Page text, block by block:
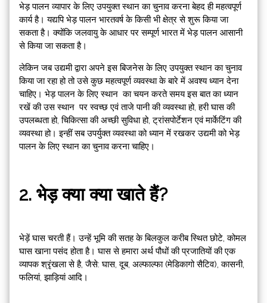
भेड़ पालन व्यापार के लिए उपयुक्त स्थान का चुनाव करना बेहद ही महत्वपूर्ण
कार्य है। यद्यपि भेड़ पालन भारतवर्ष के किसी भी क्षेत्र से शुरू किया जा
सकता है। क्योंकि जलवायु के आधार पर सम्पूर्ण भारत में भेड़ पालन आसानी
से किया जा सकता है।
लेकिन जब उद्यमी द्वारा अपने इस बिजनेस के लिए उपयुक्त स्थान का चुनाव
किया जा रहा हो तो उसे कुछ महत्वपूर्ण व्यवस्था के बारे में अवश्य ध्यान देना
चाहिए। भेड़ पालन के लिए स्थान का चयन करते समय इस बात का ध्यान
रखें की उस स्थान पर स्वच्छ एवं ताजे पानी की व्यवस्था हो, हरी घास की
उपलब्धता हो, चिकित्सा की अच्छी सुविधा हो, ट्रांसपोर्टेशन एवं मार्केटिंग की
व्यवस्था हो। इन्हीं सब उपर्युक्त व्यवस्था को ध्यान में रखकर उद्यमी को भेड़
पालन के लिए स्थान का चुनाव करना चाहिए।
2. भेड़ क्या क्या खाते हैं?
भेड़ें घास चरती हैं। उन्हें भूमि की सतह के बिलकुल करीब स्थित छोटे, कोमल
घास खाना पसंद होता है। घास से हमारा अर्थ पौधों की प्रजातियों की एक
व्यापक श्रृंखला से है, जैसे: घास, दूब, अल्फाल्फा (मेडिकागो सैटिव), कासनी,
फलियां, झाड़ियां आदि।